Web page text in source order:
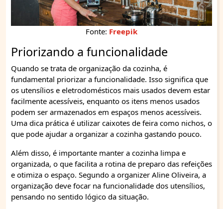
Fonte: Freepik
Priorizando a funcionalidade
Quando se trata de organização da cozinha, é
fundamental priorizar a funcionalidade. Isso significa que
os utensílios e eletrodomésticos mais usados devem estar
facilmente acessíveis, enquanto os itens menos usados
podem ser armazenados em espaços menos acessíveis.
Uma dica prática é utilizar caixotes de feira como nichos, o
que pode ajudar a organizar a cozinha gastando pouco.
Além disso, é importante manter a cozinha limpa e
organizada, o que facilita a rotina de preparo das refeições
e otimiza o espaço. Segundo a organizer Aline Oliveira, a
organização deve focar na funcionalidade dos utensílios,
pensando no sentido lógico da situação.